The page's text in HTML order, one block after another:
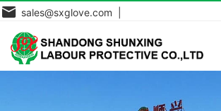
sales@sxglove.com |